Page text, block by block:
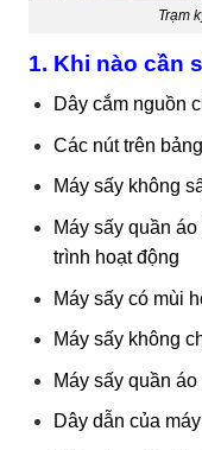
Trạm
1. Khi nào cần
Dây cắm nguồn
Các nút trên
Máy sấy không
Máy sấy quần
trình hoạt động
Máy sấy có mùi
Máy sấy không
Máy sấy quần
Dây dẫn của